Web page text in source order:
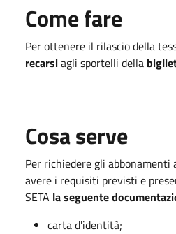
Come fare
Per ottenere il rilascio della
recarsiagli sportelli della
Cosa serve
Per richiedere gli abbonamenti
avere i requisiti previsti e
SETA la seguente
carta d'identità;